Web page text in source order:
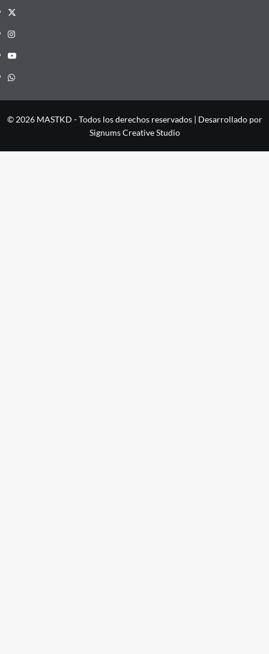
X
Instagram
YouTube
Whatsapp